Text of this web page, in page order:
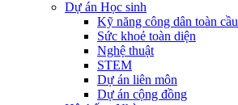
Dự án Học sinh
Kỹ năng công dân toàn cầu
Sức khoẻ toàn diện
Nghệ thuật
STEM
Dự án liên môn
Dự án cộng đồng